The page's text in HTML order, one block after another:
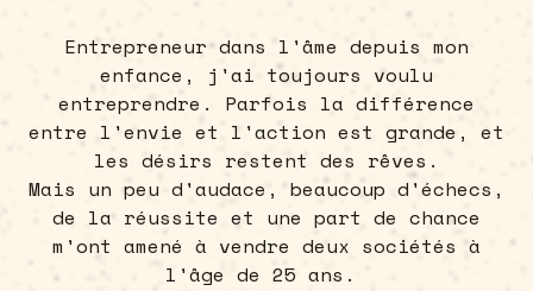
Entrepreneur dans l'âme depuis mon
enfance, j'ai toujours voulu
entreprendre. Parfois la différence
entre l'envie et l'action est grande, et
les désirs restent des rêves.
Mais un peu d'audace, beaucoup d'échecs,
de la réussite et une part de chance
m'ont amené à vendre deux sociétés à
l'âge de 25 ans.